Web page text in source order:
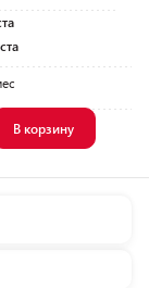
В корзину